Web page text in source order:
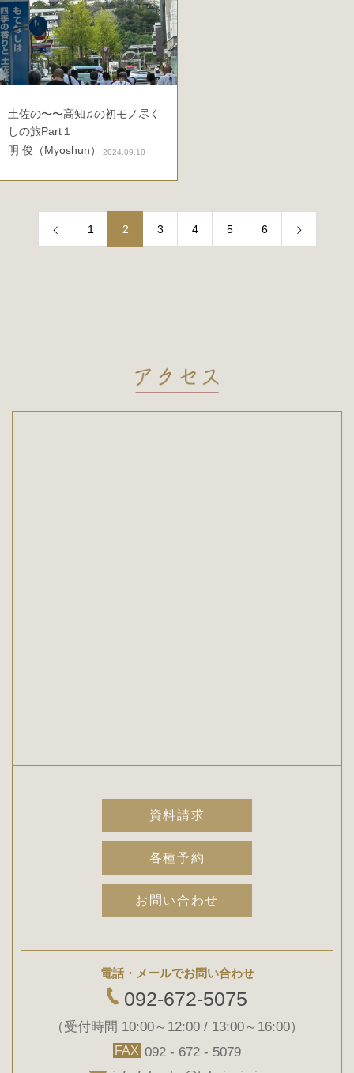
土佐の〜〜高知♫の初モノ尽く
しの旅Part１
明 俊（Myoshun）
2024.09.10
1 2 3 4 5 6
資料請求
各種予約
お問い合わせ
電話・メールでお問い合わせ
092-672-5075
（受付時間 10:00～12:00 / 13:00～16:00）
FAX 092 - 672 - 5079